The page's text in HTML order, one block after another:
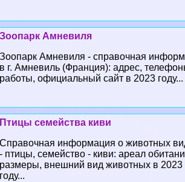
Зоопарк Амневиля
Зоопарк Амневиля - справочная
в г. Амневиль (Франция): адрес,
работы, официальный сайт в 2023 году...
Птицы семейства киви
Справочная информация о животных
- птицы, семейство - киви: ареал
размеры, внешний вид животных в 2023
году...